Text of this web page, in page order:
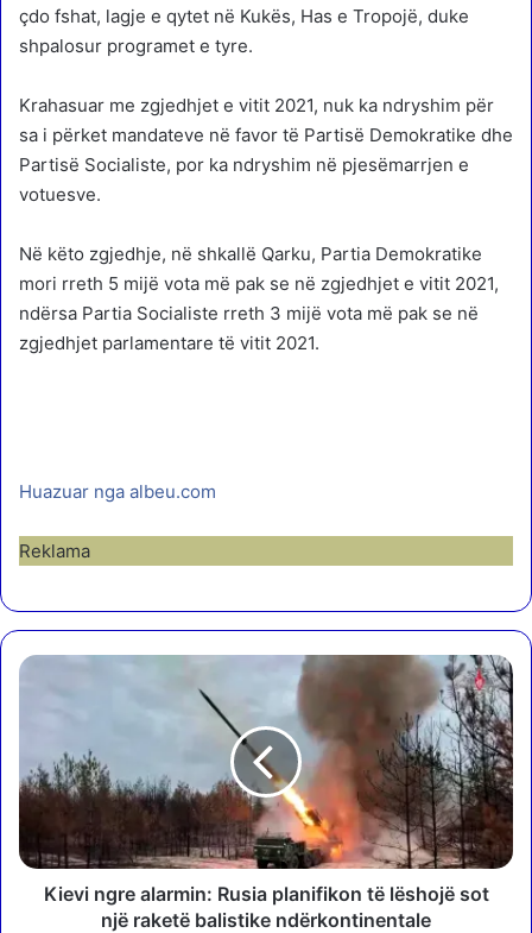
çdo fshat, lagje e qytet në Kukës, Has e Tropojë, duke
shpalosur programet e tyre.
Krahasuar me zgjedhjet e vitit 2021, nuk ka ndryshim për
sa i përket mandateve në favor të Partisë Demokratike dhe
Partisë Socialiste, por ka ndryshim në pjesëmarrjen e
votuesve.
Në këto zgjedhje, në shkallë Qarku, Partia Demokratike
mori rreth 5 mijë vota më pak se në zgjedhjet e vitit 2021,
ndërsa Partia Socialiste rreth 3 mijë vota më pak se në
zgjedhjet parlamentare të vitit 2021.
Huazuar nga albeu.com
Reklama
K
n
e
Kievi ngre alarmin: Rusia planifikon të lëshojë sot
një raketë balistike ndërkontinentale